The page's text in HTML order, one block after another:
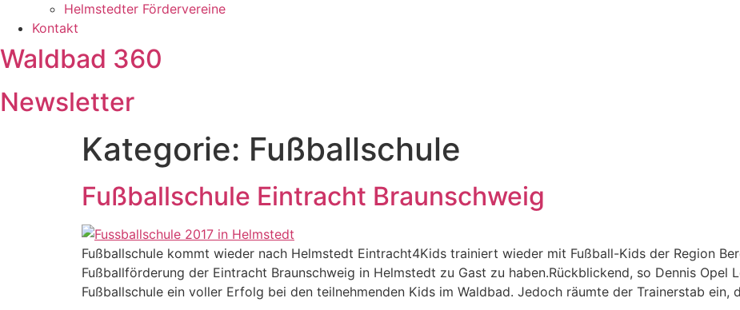
Helmstedter Fördervereine
Kontakt
Waldbad 360
Newsletter
Kategorie: Fußballschule
Fußballschule Eintracht Braunschweig
Fußballschule kommt wieder nach Helmstedt Eintracht4Kids trainiert wieder mit Fußball-Kids der Region
Fußballförderung der Eintracht Braunschweig in Helmstedt zu Gast zu haben.Rückblickend, so Dennis Opel
Fußballschule ein voller Erfolg bei den teilnehmenden Kids im Waldbad. Jedoch räumte der Trainerstab ein,